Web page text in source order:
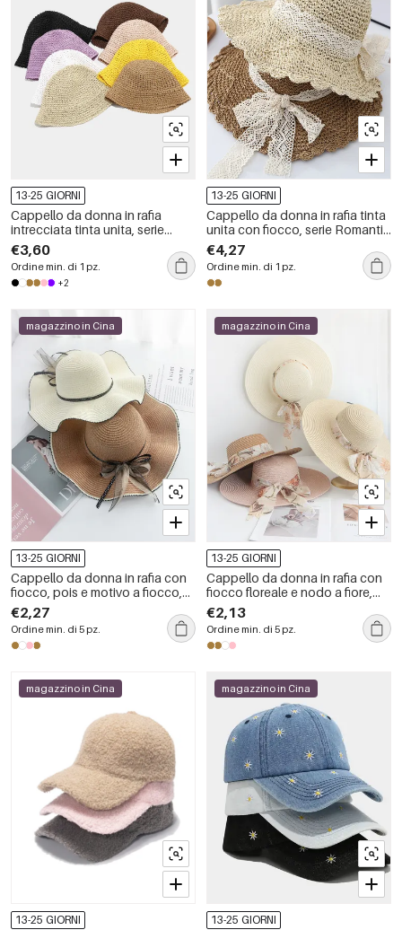
13-25 GIORNI
Cappello da donna in rafia
intrecciata tinta unita, serie
Simple Vacation
€3,60
Ordine min. di 1 pz.
+2
13-25 GIORNI
Cappello da donna in rafia tinta
unita con fiocco, serie Romantic
Series.
€4,27
Ordine min. di 1 pz.
magazzino in Cina
13-25 GIORNI
Cappello da donna in rafia con
fiocco, pois e motivo a fiocco,
della serie Simple, ideale per le
vacanze.
€2,27
Ordine min. di 5 pz.
magazzino in Cina
13-25 GIORNI
Cappello da donna in rafia con
fiocco floreale e nodo a fiore,
serie Simple, ideale per le
vacanze.
€2,13
Ordine min. di 5 pz.
magazzino in Cina
13-25 GIORNI
magazzino in Cina
13-25 GIORNI